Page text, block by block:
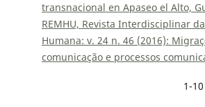
transnacional en Apaseo el Alto,
REMHU, Revista Interdisciplinar
Humana: v. 24 n. 46 (2016):
comunicação e processos
1-